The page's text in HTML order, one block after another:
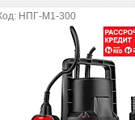
НПГ-М1-300